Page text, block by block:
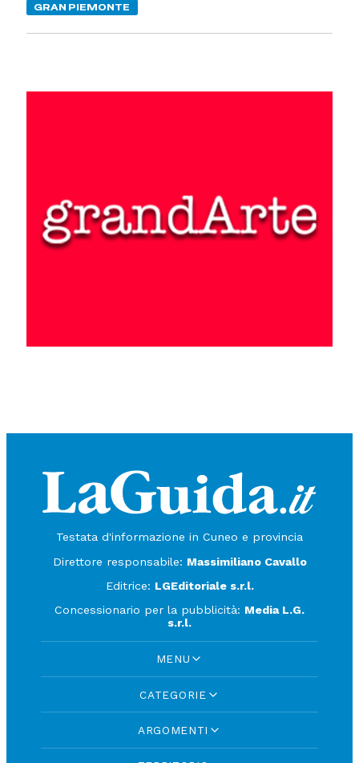
GRAN PIEMONTE
Testata d'informazione in Cuneo e provincia
Direttore responsabile: Massimiliano Cavallo
Editrice: LGEditoriale s.r.l.
Concessionario per la pubblicità: Media L.G.
s.r.l.
MENU
CATEGORIE
ARGOMENTI